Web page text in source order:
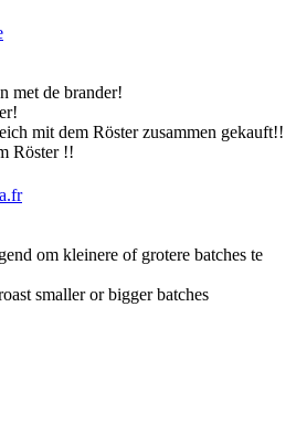
met de brander!
mit dem Röster zusammen gekauft!!
Röster !!
om kleinere of grotere batches te
smaller or bigger batches